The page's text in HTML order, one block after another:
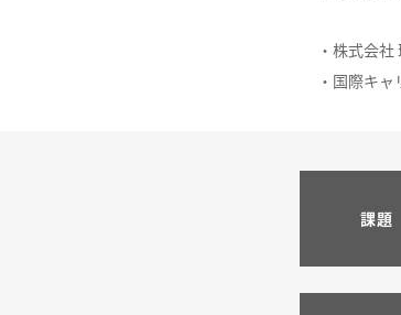
・株式会社
・国際キャ
課題